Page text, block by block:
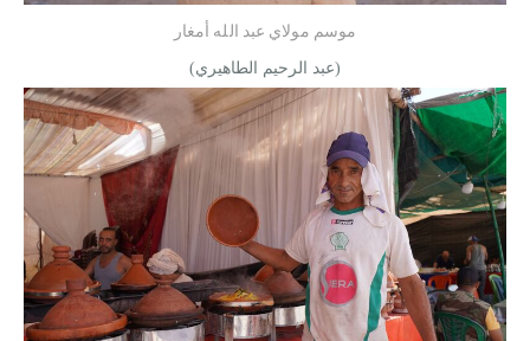
موسم مولاي عبد الله أمغار
(عبد الرحيم الطاهيري)